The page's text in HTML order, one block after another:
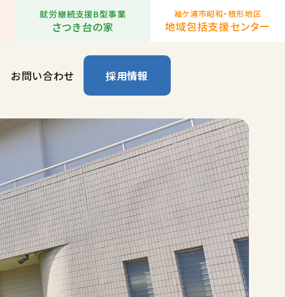
就労継続支援B型事業
さつき台の家
袖ケ浦市昭和・根形地区
地域包括支援センター
お問い合わせ 採用情報